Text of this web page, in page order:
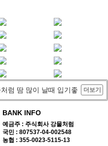
럼 땀 많이 날때 입기좋 더보기
BANK INFO
예금주 : 주식회사 강물처럼
국민 : 807537-04-002548
농협 : 355-0023-5115-13